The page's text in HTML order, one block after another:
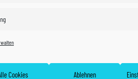
Cookies Ablehnen
AGB Cookie policy (EU)